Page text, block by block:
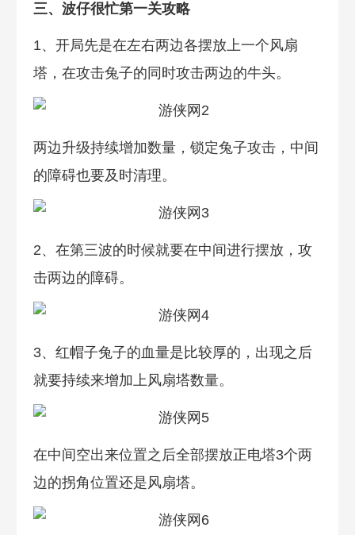
三、波仔很忙第一关攻略
1、开局先是在左右两边各摆放上一个风扇
塔，在攻击兔子的同时攻击两边的牛头。
两边升级持续增加数量，锁定兔子攻击，中间
的障碍也要及时清理。
2、在第三波的时候就要在中间进行摆放，攻
击两边的障碍。
3、红帽子兔子的血量是比较厚的，出现之后
就要持续来增加上风扇塔数量。
在中间空出来位置之后全部摆放正电塔3个两
边的拐角位置还是风扇塔。